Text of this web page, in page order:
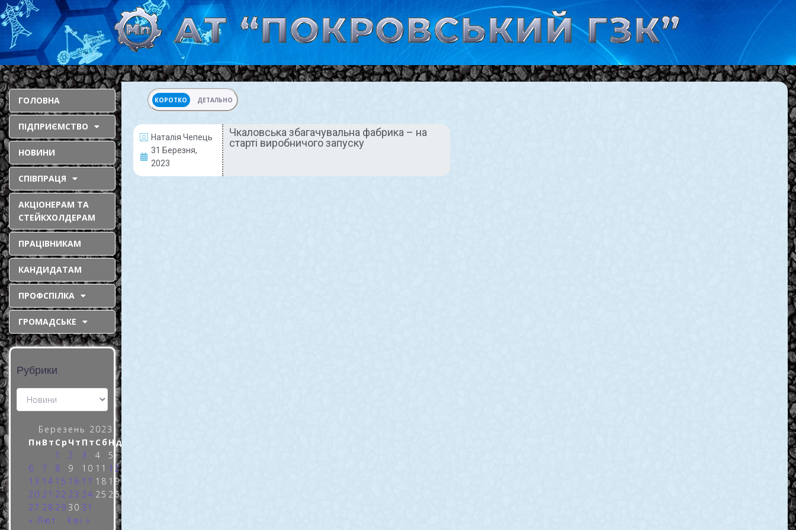
ГОЛОВНА
ПІДПРИЄМСТВО
НОВИНИ
СПІВПРАЦЯ
АКЦІОНЕРАМ ТА
СТЕЙКХОЛДЕРАМ
ПРАЦІВНИКАМ
КАНДИДАТАМ
ПРОФСПІЛКА
ГРОМАДСЬКЕ
Рубрики
Березень 2023
Пн Вт Ср Чт Пт Сб Нд
1
2 3 4
5
6
7 8 9 10 11 12
13 14 15 16 17 18 19
20 21 22 23 24 25 26
27 28 29 30 31
« Лют
Кві »
КОРОТКО ДЕТАЛЬНО
Наталія Чепець
31 Березня,
2023
Чкаловська збагачувальна фабрика – на
старті виробничого запуску
ВИРОБНИЦТВО